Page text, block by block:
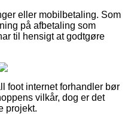
eller mobilbetaling. Som
på afbetaling som
til hensigt at godtgøre
foot internet forhandler bør
vilkår, dog er det
projekt.